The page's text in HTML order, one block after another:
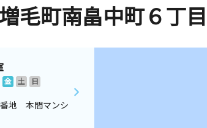
毛町南畠中町６丁目
金 土
日
番地 本間マンシ